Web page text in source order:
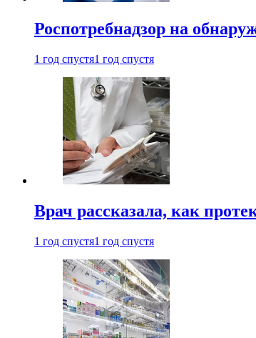
Роспотребнадзор на
1 год спустя1 год спустя
Врач рассказала, как
1 год спустя1 год спустя